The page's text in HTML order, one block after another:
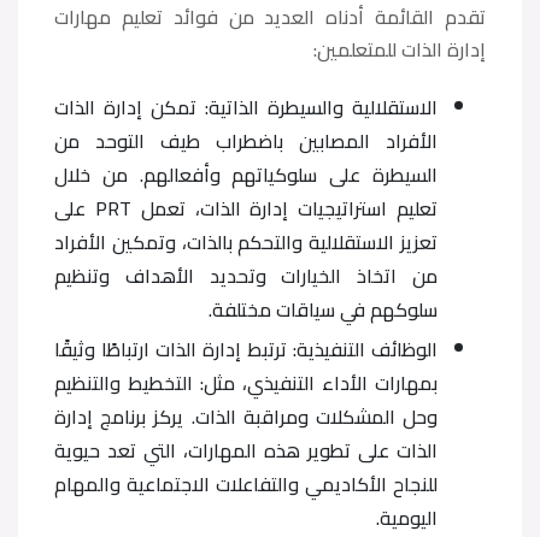
تقدم القائمة أدناه العديد من فوائد تعليم مهارات
إدارة الذات للمتعلمين:
الاستقلالية والسيطرة الذاتية: تمكن إدارة الذات
الأفراد المصابين باضطراب طيف التوحد من
السيطرة على سلوكياتهم وأفعالهم. من خلال
تعليم استراتيجيات إدارة الذات، تعمل PRT على
تعزيز الاستقلالية والتحكم بالذات، وتمكين الأفراد
من اتخاذ الخيارات وتحديد الأهداف وتنظيم
سلوكهم في سياقات مختلفة.
الوظائف التنفيذية: ترتبط إدارة الذات ارتباطًا وثيقًا
بمهارات الأداء التنفيذي، مثل: التخطيط والتنظيم
وحل المشكلات ومراقبة الذات. يركز برنامج إدارة
الذات على تطوير هذه المهارات، التي تعد حيوية
للنجاح الأكاديمي والتفاعلات الاجتماعية والمهام
اليومية.